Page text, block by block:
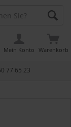
77 65 23
Warenkorb
Mein Konto